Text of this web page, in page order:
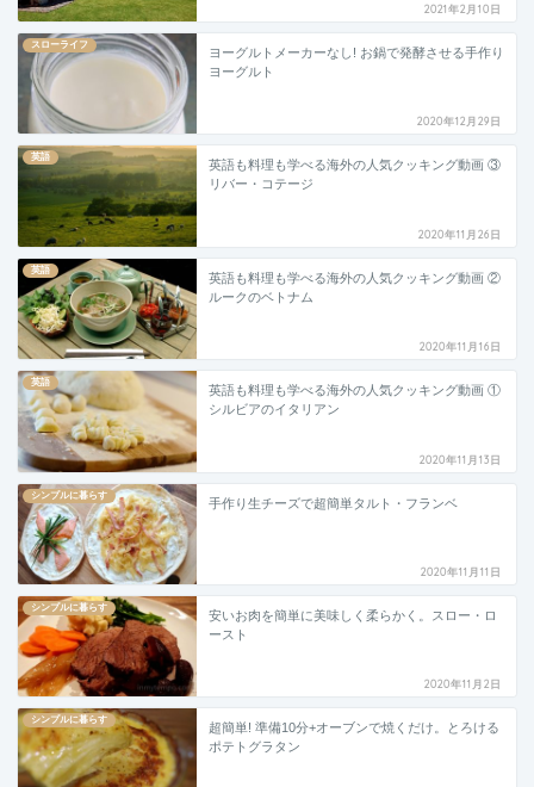
2021年2月10日
スローライフ
ヨーグルトメーカーなし! お鍋で発酵させる手作り
ヨーグルト
2020年12月29日
英語
英語も料理も学べる海外の人気クッキング動画 ③
リバー・コテージ
2020年11月26日
英語
英語も料理も学べる海外の人気クッキング動画 ②
ルークのベトナム
2020年11月16日
英語
英語も料理も学べる海外の人気クッキング動画 ①
シルビアのイタリアン
2020年11月13日
シンプルに暮らす
手作り生チーズで超簡単タルト・フランベ
2020年11月11日
シンプルに暮らす
安いお肉を簡単に美味しく柔らかく。スロー・ロ
ースト
2020年11月2日
シンプルに暮らす
超簡単! 準備10分+オーブンで焼くだけ。とろける
ポテトグラタン